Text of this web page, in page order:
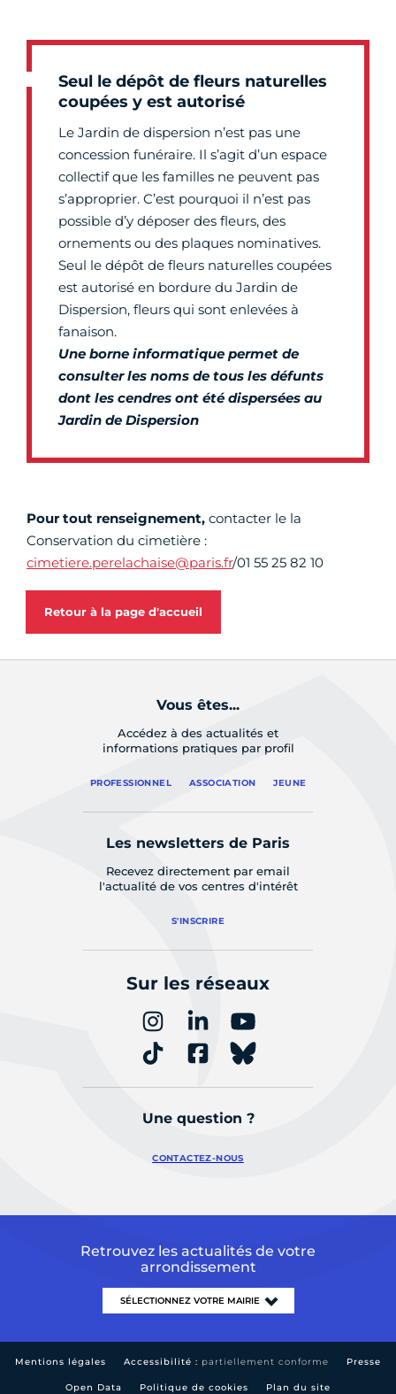
Seul le dépôt de fleurs naturelles
coupées y est autorisé
Le Jardin de dispersion n’est pas une
concession funéraire. Il s’agit d’un espace
collectif que les familles ne peuvent pas
s’approprier. C’est pourquoi il n’est pas
possible d’y déposer des fleurs, des
ornements ou des plaques nominatives.
Seul le dépôt de fleurs naturelles coupées
est autorisé en bordure du Jardin de
Dispersion, fleurs qui sont enlevées à
fanaison.
Une borne informatique permet de
consulter les noms de tous les défunts
dont les cendres ont été dispersées au
Jardin de Dispersion
Pour tout renseignement, contacter le la
Conservation du cimetière :
cimetiere.perelachaise@paris.fr/01 55 25 82 10
Retour à la page d'accueil
Vous êtes...
Accédez à des actualités et
informations pratiques par profil
PROFESSIONNEL ASSOCIATION JEUNE
Les newsletters de Paris
Recevez directement par email
l'actualité de vos centres d'intérêt
S'INSCRIRE
Sur les réseaux
Une question ?
CONTACTEZ-NOUS
Retrouvez les actualités de votre
arrondissement
Mentions légales Accessibilité : partiellement conforme Presse
Open Data Politique de cookies Plan du site